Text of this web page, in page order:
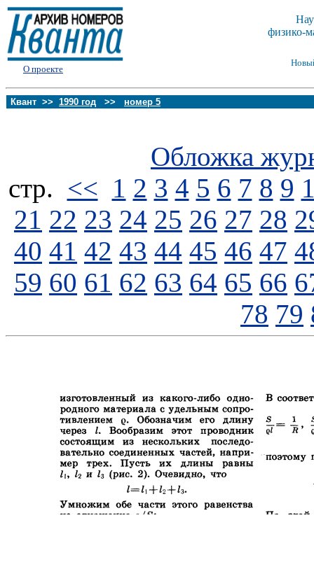
О проекте
физико-
Квант >> 1990 год >> номер 5
Обложка
стp. << 1 2 3 4 5 6 7 8 9
21 22 23 24 25 26 27 28
40 41 42 43 44 45 46 47
59 60 61 62 63 64 65 66
78 79